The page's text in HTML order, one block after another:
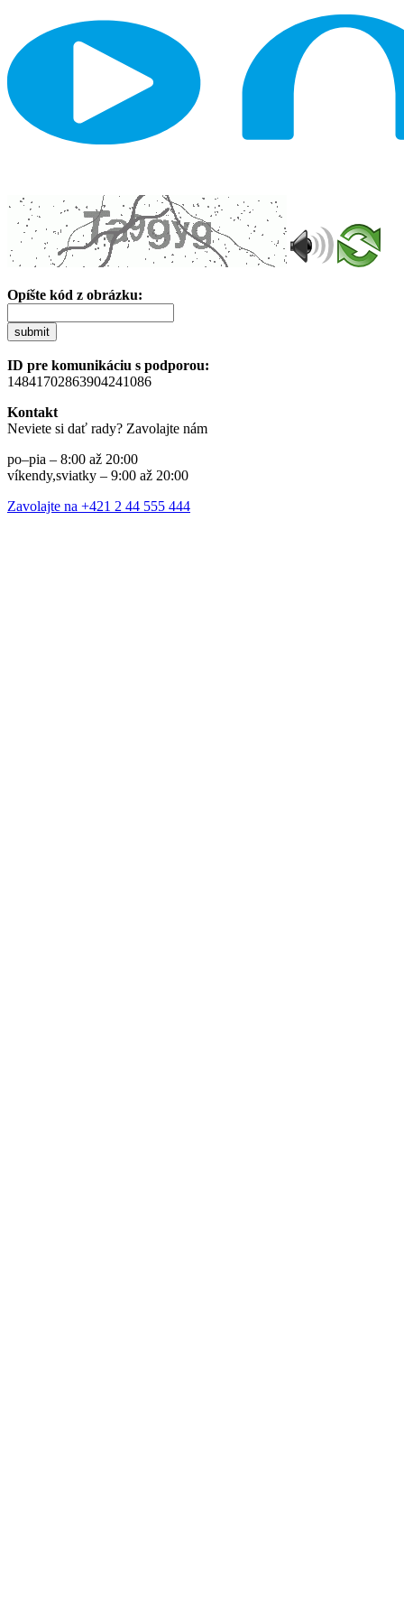
Opíšte kód z obrázku:
submit
ID pre komunikáciu s podporou:
14841702863904241086
Kontakt
Neviete si dať rady? Zavolajte nám
po–pia – 8:00 až 20:00
víkendy,sviatky – 9:00 až 20:00
Zavolajte na +421 2 44 555 444